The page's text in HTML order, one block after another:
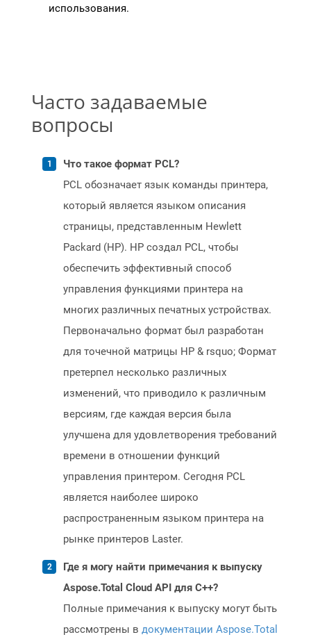
использования.
Часто задаваемые
вопросы
Что такое формат PCL?
PCL обозначает язык команды принтера,
который является языком описания
страницы, представленным Hewlett
Packard (HP). HP создал PCL, чтобы
обеспечить эффективный способ
управления функциями принтера на
многих различных печатных устройствах.
Первоначально формат был разработан
для точечной матрицы HP & rsquo; Формат
претерпел несколько различных
изменений, что приводило к различным
версиям, где каждая версия была
улучшена для удовлетворения требований
времени в отношении функций
управления принтером. Сегодня PCL
является наиболее широко
распространенным языком принтера на
рынке принтеров Laster.
Где я могу найти примечания к выпуску
Aspose.Total Cloud API для C++?
Полные примечания к выпуску могут быть
рассмотрены в документации Aspose.Total